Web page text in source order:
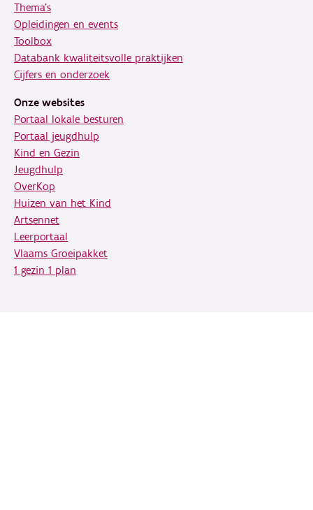
Thema's
Opleidingen en events
Toolbox
Databank kwaliteitsvolle praktijken
Cijfers en onderzoek
Onze websites
Portaal lokale besturen
Portaal jeugdhulp
Kind en Gezin
Jeugdhulp
OverKop
Huizen van het Kind
Artsennet
Leerportaal
Vlaams Groeipakket
1 gezin 1 plan